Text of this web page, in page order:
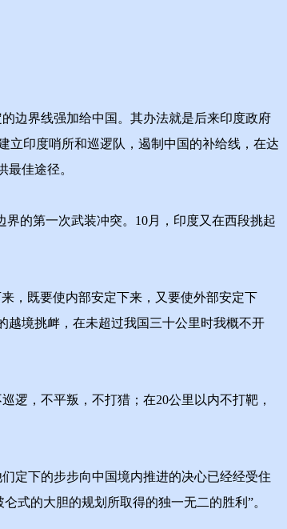
边界线强加给中国。其办法就是后来印度政府
立印度哨所和巡逻队，遏制中国的补给线，在达
佳途径。
的第一次武装冲突。10月，印度又在西段挑起
，既要使内部安定下来，又要使外部安定下
越境挑衅，在未超过我国三十公里时我概不开
，不平叛，不打猎；在20公里以内不打靶，
定下的步步向中国境内推进的决心已经经受住
式的大胆的规划所取得的独一无二的胜利”。